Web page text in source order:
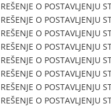
REŠENJE O
REŠENJE O
REŠENJE O
REŠENJE O
REŠENJE O
REŠENJE O
REŠENJE O
REŠENJE O